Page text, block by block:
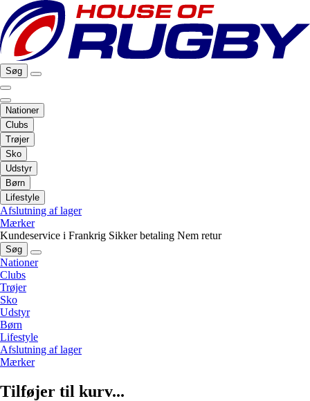
Søg
Nationer
Clubs
Trøjer
Sko
Udstyr
Børn
Lifestyle
Afslutning af lager
Mærker
Kundeservice i Frankrig Sikker betaling Nem retur
Søg
Nationer
Clubs
Trøjer
Sko
Udstyr
Børn
Lifestyle
Afslutning af lager
Mærker
Tilføjer til kurv...